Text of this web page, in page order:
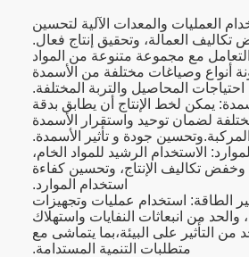
العمليات والمعدات الآلية لتحسين
تكاليف العمالة، وتحقيق إنتاج فعال.
التعامل مع مجموعة متنوعة من المواد
أنواع وصياغات مختلفة من الأسمدة
احتياجات المحاصيل والتربة المختلفة.
يمكن لخط الإنتاج أن يطابق بدقة
لضمان توحيد واستقرار الأسمدة
المركبة.وتحسين جودة و تأثير الأسمدة.
الاستخدام الرشيد للمواد الخام،
وخفض تكاليف الإنتاج، وتحسين كفاءة
استخدام الموارد.
الطاقة: استخدام عمليات وتجهيزات
والحد من انبعاثات النفايات واستهلاك
من التأثير على البيئة،بما يتماشى مع
متطلبات التنمية المستدامة.